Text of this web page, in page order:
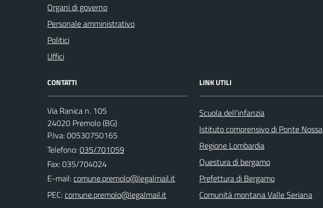
Organi di governo
Personale amministrativo
Politici
Uffici
CONTATTI
Via Ranica n. 105
24020 Premolo (BG)
P.Iva: 00530750165
Telefono:035/701059
Fax: 035/704024
E-mail:
PEC:
LINK UTILI
Scuola dell'infanzia
Istituto comprensivo di Ponte Nossa
Regione Lombardia
Questura di bergamo
Prefettura di Bergamo
Comunità montana Valle Seriana